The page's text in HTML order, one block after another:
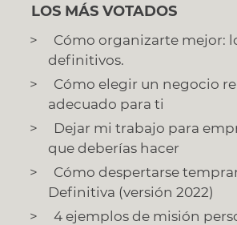
LOS MÁS VOTADOS
Cómo organizarte mejor:
definitivos.
Cómo elegir un negocio
adecuado para ti
Dejar mi trabajo para
que deberías hacer
Cómo despertarse
Definitiva (versión 2022)
4 ejemplos de misión